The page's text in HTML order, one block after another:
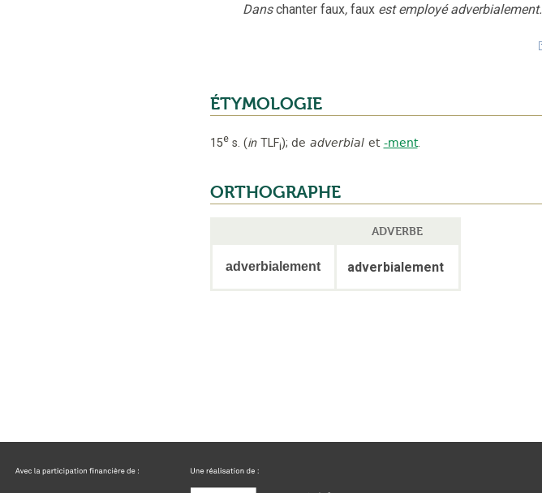
Dans chanter faux, faux est employé adverbialement.
ÉTYMOLOGIE
15e s. (in TLFi); de adverbial et -ment.
ORTHOGRAPHE
ADVERBE
adverbialement adverbialement